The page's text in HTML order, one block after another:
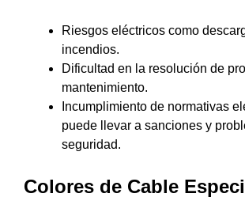
Riesgos eléctricos como
incendios.
Dificultad en la resolución de
mantenimiento.
Incumplimiento de normativas
puede llevar a sanciones y
seguridad.
Colores de Cable